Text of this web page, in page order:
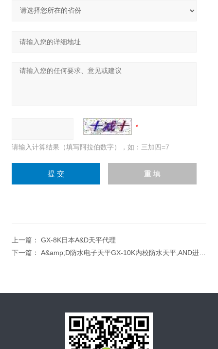
请输入计算结果（填写阿拉伯数字），如：三加四=7
上一篇： GX-8K日本A&D天平代理
下一篇： A&amp;D防水电子天平GX-10K内校防水天平,AND进口内校电子天平